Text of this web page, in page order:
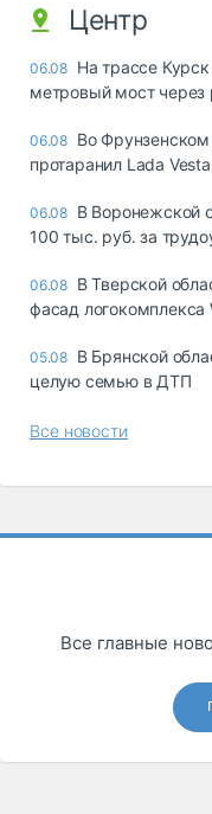
Центр
06.08 На трассе
метровый мост через
06.08 Во
протаранил Lada Vesta
06.08 В Воронежской
100 тыс. руб. за
06.08 В Тверской
фасад логокомплекса
05.08 В Брянской
целую семью в ДТП
Все новости
Все главные